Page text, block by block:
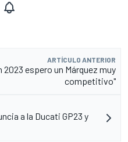
ARTÍCULO ANTERIOR
espero un Márquez muy
competitivo"
a la Ducati GP23 y